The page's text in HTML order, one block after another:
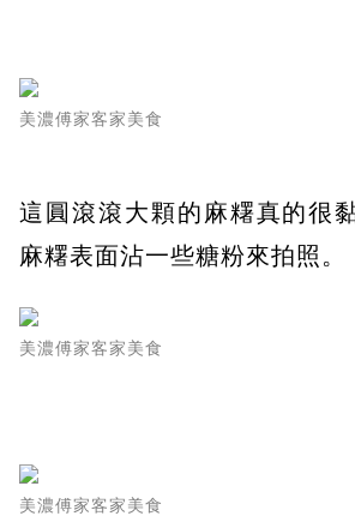
美濃傅家客家美食
這圓滾滾大顆的麻糬真的很
麻糬表面沾一些糖粉來拍照。
美濃傅家客家美食
美濃傅家客家美食